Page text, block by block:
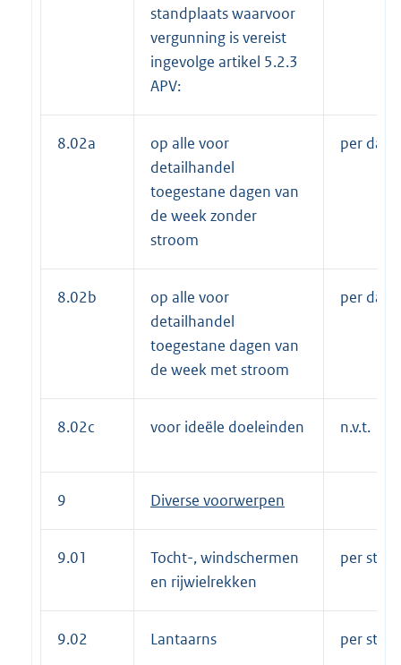
standplaats waarvoor
vergunning is vereist
ingevolge artikel 5.2.3
APV:
8.02a
op alle voor
detailhandel
toegestane dagen van
de week zonder
stroom
per dag
8.02b
op alle voor
detailhandel
toegestane dagen van
de week met stroom
per dag
8.02c voor ideële doeleinden n.v.t.
9 Diverse voorwerpen
9.01
Tocht-, windschermen
en rijwielrekken
per stuk
9.02 Lantaarns per stuk